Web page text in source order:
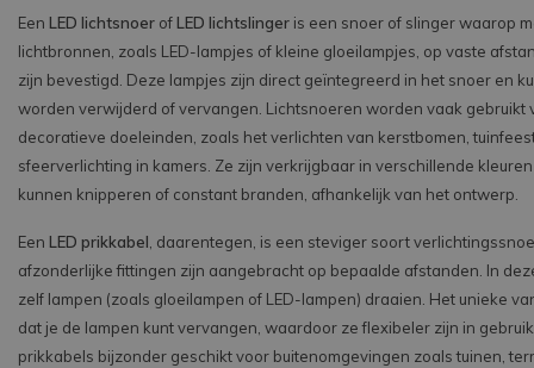
Een LED lichtsnoer ofLED lichtslinger is een snoer of slinger waarop
lichtbronnen, zoals LED-lampjes of kleine gloeilampjes, op vaste
zijn bevestigd. Deze lampjes zijn direct geïntegreerd in het snoer en
worden verwijderd of vervangen. Lichtsnoeren worden vaak gebruikt
decoratieve doeleinden, zoals het verlichten van kerstbomen,
sfeerverlichting in kamers. Ze zijn verkrijgbaar in verschillende
kunnen knipperen of constant branden, afhankelijk van het ontwerp.
Een LED prikkabel , daarentegen, is een steviger soort
afzonderlijke fittingen zijn aangebracht op bepaalde afstanden. In
zelf lampen (zoals gloeilampen of LED-lampen) draaien. Het unieke
dat je de lampen kunt vervangen, waardoor ze flexibeler zijn in
prikkabels bijzonder geschikt voor buitenomgevingen zoals tuinen,